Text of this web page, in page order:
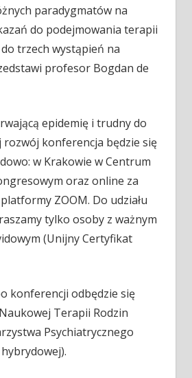
paradygmatów na
do podejmowania terapii
trzech wystąpień na
profesor Bogdan de
epidemię i trudny do
rozwój konferencja będzie się
w Krakowie w Centrum
oraz online za
ZOOM. Do udziału
tylko osoby z ważnym
(Unijny Certyfikat
konferencji odbędzie się
Terapii Rodzin
Psychiatrycznego